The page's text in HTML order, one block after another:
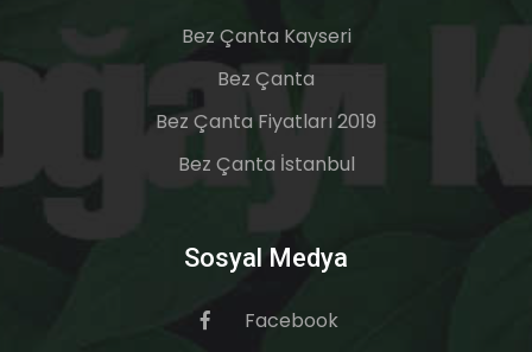
Bez Çanta Kayseri
Bez Çanta
Bez Çanta Fiyatları 2019
Bez Çanta İstanbul
Sosyal Medya
Facebook